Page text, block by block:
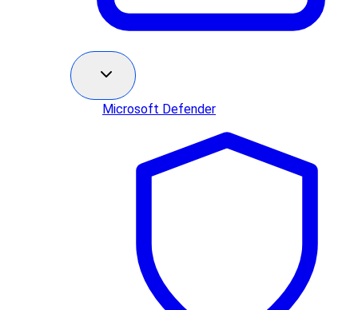
Microsoft Defender